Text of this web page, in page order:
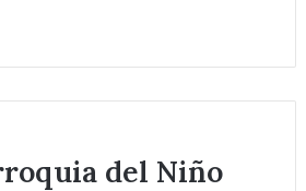
del Niño